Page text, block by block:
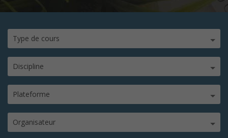
Type de cours
Discipline
Plateforme
Organisateur